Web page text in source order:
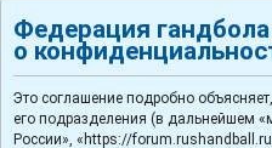
Федерация
о
Это соглашение подробно
его подразделения (в дальнейшем
России», «https://